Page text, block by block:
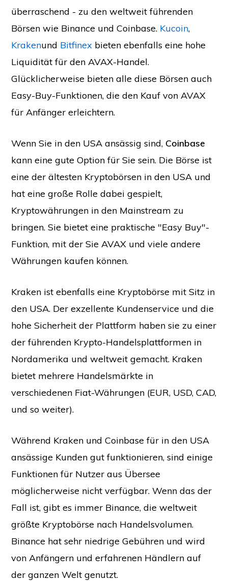
überraschend - zu den weltweit führenden
Börsen wie Binance und Coinbase. Kucoin,
Krakenund Bitfinex bieten ebenfalls eine hohe
Liquidität für den AVAX-Handel.
Glücklicherweise bieten alle diese Börsen auch
Easy-Buy-Funktionen, die den Kauf von AVAX
für Anfänger erleichtern.
Wenn Sie in den USA ansässig sind, Coinbase
kann eine gute Option für Sie sein. Die Börse ist
eine der ältesten Kryptobörsen in den USA und
hat eine große Rolle dabei gespielt,
Kryptowährungen in den Mainstream zu
bringen. Sie bietet eine praktische "Easy Buy"-
Funktion, mit der Sie AVAX und viele andere
Währungen kaufen können.
Kraken ist ebenfalls eine Kryptobörse mit Sitz in
den USA. Der exzellente Kundenservice und die
hohe Sicherheit der Plattform haben sie zu einer
der führenden Krypto-Handelsplattformen in
Nordamerika und weltweit gemacht. Kraken
bietet mehrere Handelsmärkte in
verschiedenen Fiat-Währungen (EUR, USD, CAD,
und so weiter).
Während Kraken und Coinbase für in den USA
ansässige Kunden gut funktionieren, sind einige
Funktionen für Nutzer aus Übersee
möglicherweise nicht verfügbar. Wenn das der
Fall ist, gibt es immer Binance, die weltweit
größte Kryptobörse nach Handelsvolumen.
Binance hat sehr niedrige Gebühren und wird
von Anfängern und erfahrenen Händlern auf
der ganzen Welt genutzt.